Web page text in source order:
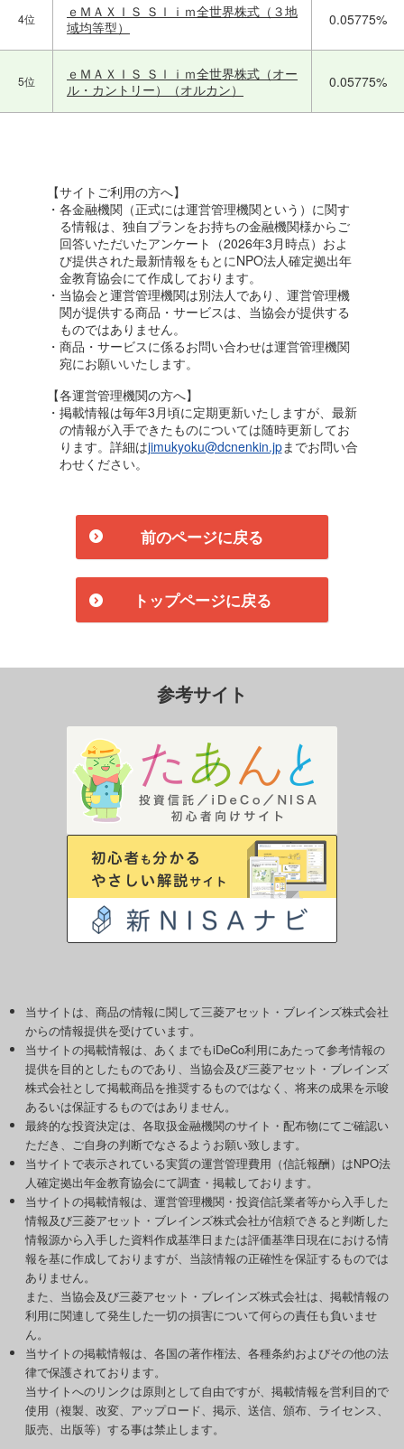
4位
ｅＭＡＸＩＳ Ｓｌｉｍ全世界株式（３地
域均等型）
0.05775%
5位
ｅＭＡＸＩＳ Ｓｌｉｍ全世界株式（オー
ル・カントリー）（オルカン）
0.05775%
【サイトご利用の方へ】
・各金融機関（正式には運営管理機関という）に関す
る情報は、独自プランをお持ちの金融機関様からご
回答いただいたアンケート（2026年3月時点）およ
び提供された最新情報をもとにNPO法人確定拠出年
金教育協会にて作成しております。
・当協会と運営管理機関は別法人であり、運営管理機
関が提供する商品・サービスは、当協会が提供する
ものではありません。
・商品・サービスに係るお問い合わせは運営管理機関
宛にお願いいたします。
【各運営管理機関の方へ】
・掲載情報は毎年3月頃に定期更新いたしますが、最新
の情報が入手できたものについては随時更新してお
ります。詳細はjimukyoku@dcnenkin.jpまでお問い合
わせください。
前のページに戻る
トップページに戻る
参考サイト
当サイトは、商品の情報に関して三菱アセット・ブレインズ株式会社
からの情報提供を受けています。
当サイトの掲載情報は、あくまでもiDeCo利用にあたって参考情報の
提供を目的としたものであり、当協会及び三菱アセット・ブレインズ
株式会社として掲載商品を推奨するものではなく、将来の成果を示唆
あるいは保証するものではありません。
最終的な投資決定は、各取扱金融機関のサイト・配布物にてご確認い
ただき、ご自身の判断でなさるようお願い致します。
当サイトで表示されている実質の運営管理費用（信託報酬）はNPO法
人確定拠出年金教育協会にて調査・掲載しております。
当サイトの掲載情報は、運営管理機関・投資信託業者等から入手した
情報及び三菱アセット・ブレインズ株式会社が信頼できると判断した
情報源から入手した資料作成基準日または評価基準日現在における情
報を基に作成しておりますが、当該情報の正確性を保証するものでは
ありません。
また、当協会及び三菱アセット・ブレインズ株式会社は、掲載情報の
利用に関連して発生した一切の損害について何らの責任も負いませ
ん。
当サイトの掲載情報は、各国の著作権法、各種条約およびその他の法
律で保護されております。
当サイトへのリンクは原則として自由ですが、掲載情報を営利目的で
使用（複製、改変、アップロード、掲示、送信、頒布、ライセンス、
販売、出版等）する事は禁止します。